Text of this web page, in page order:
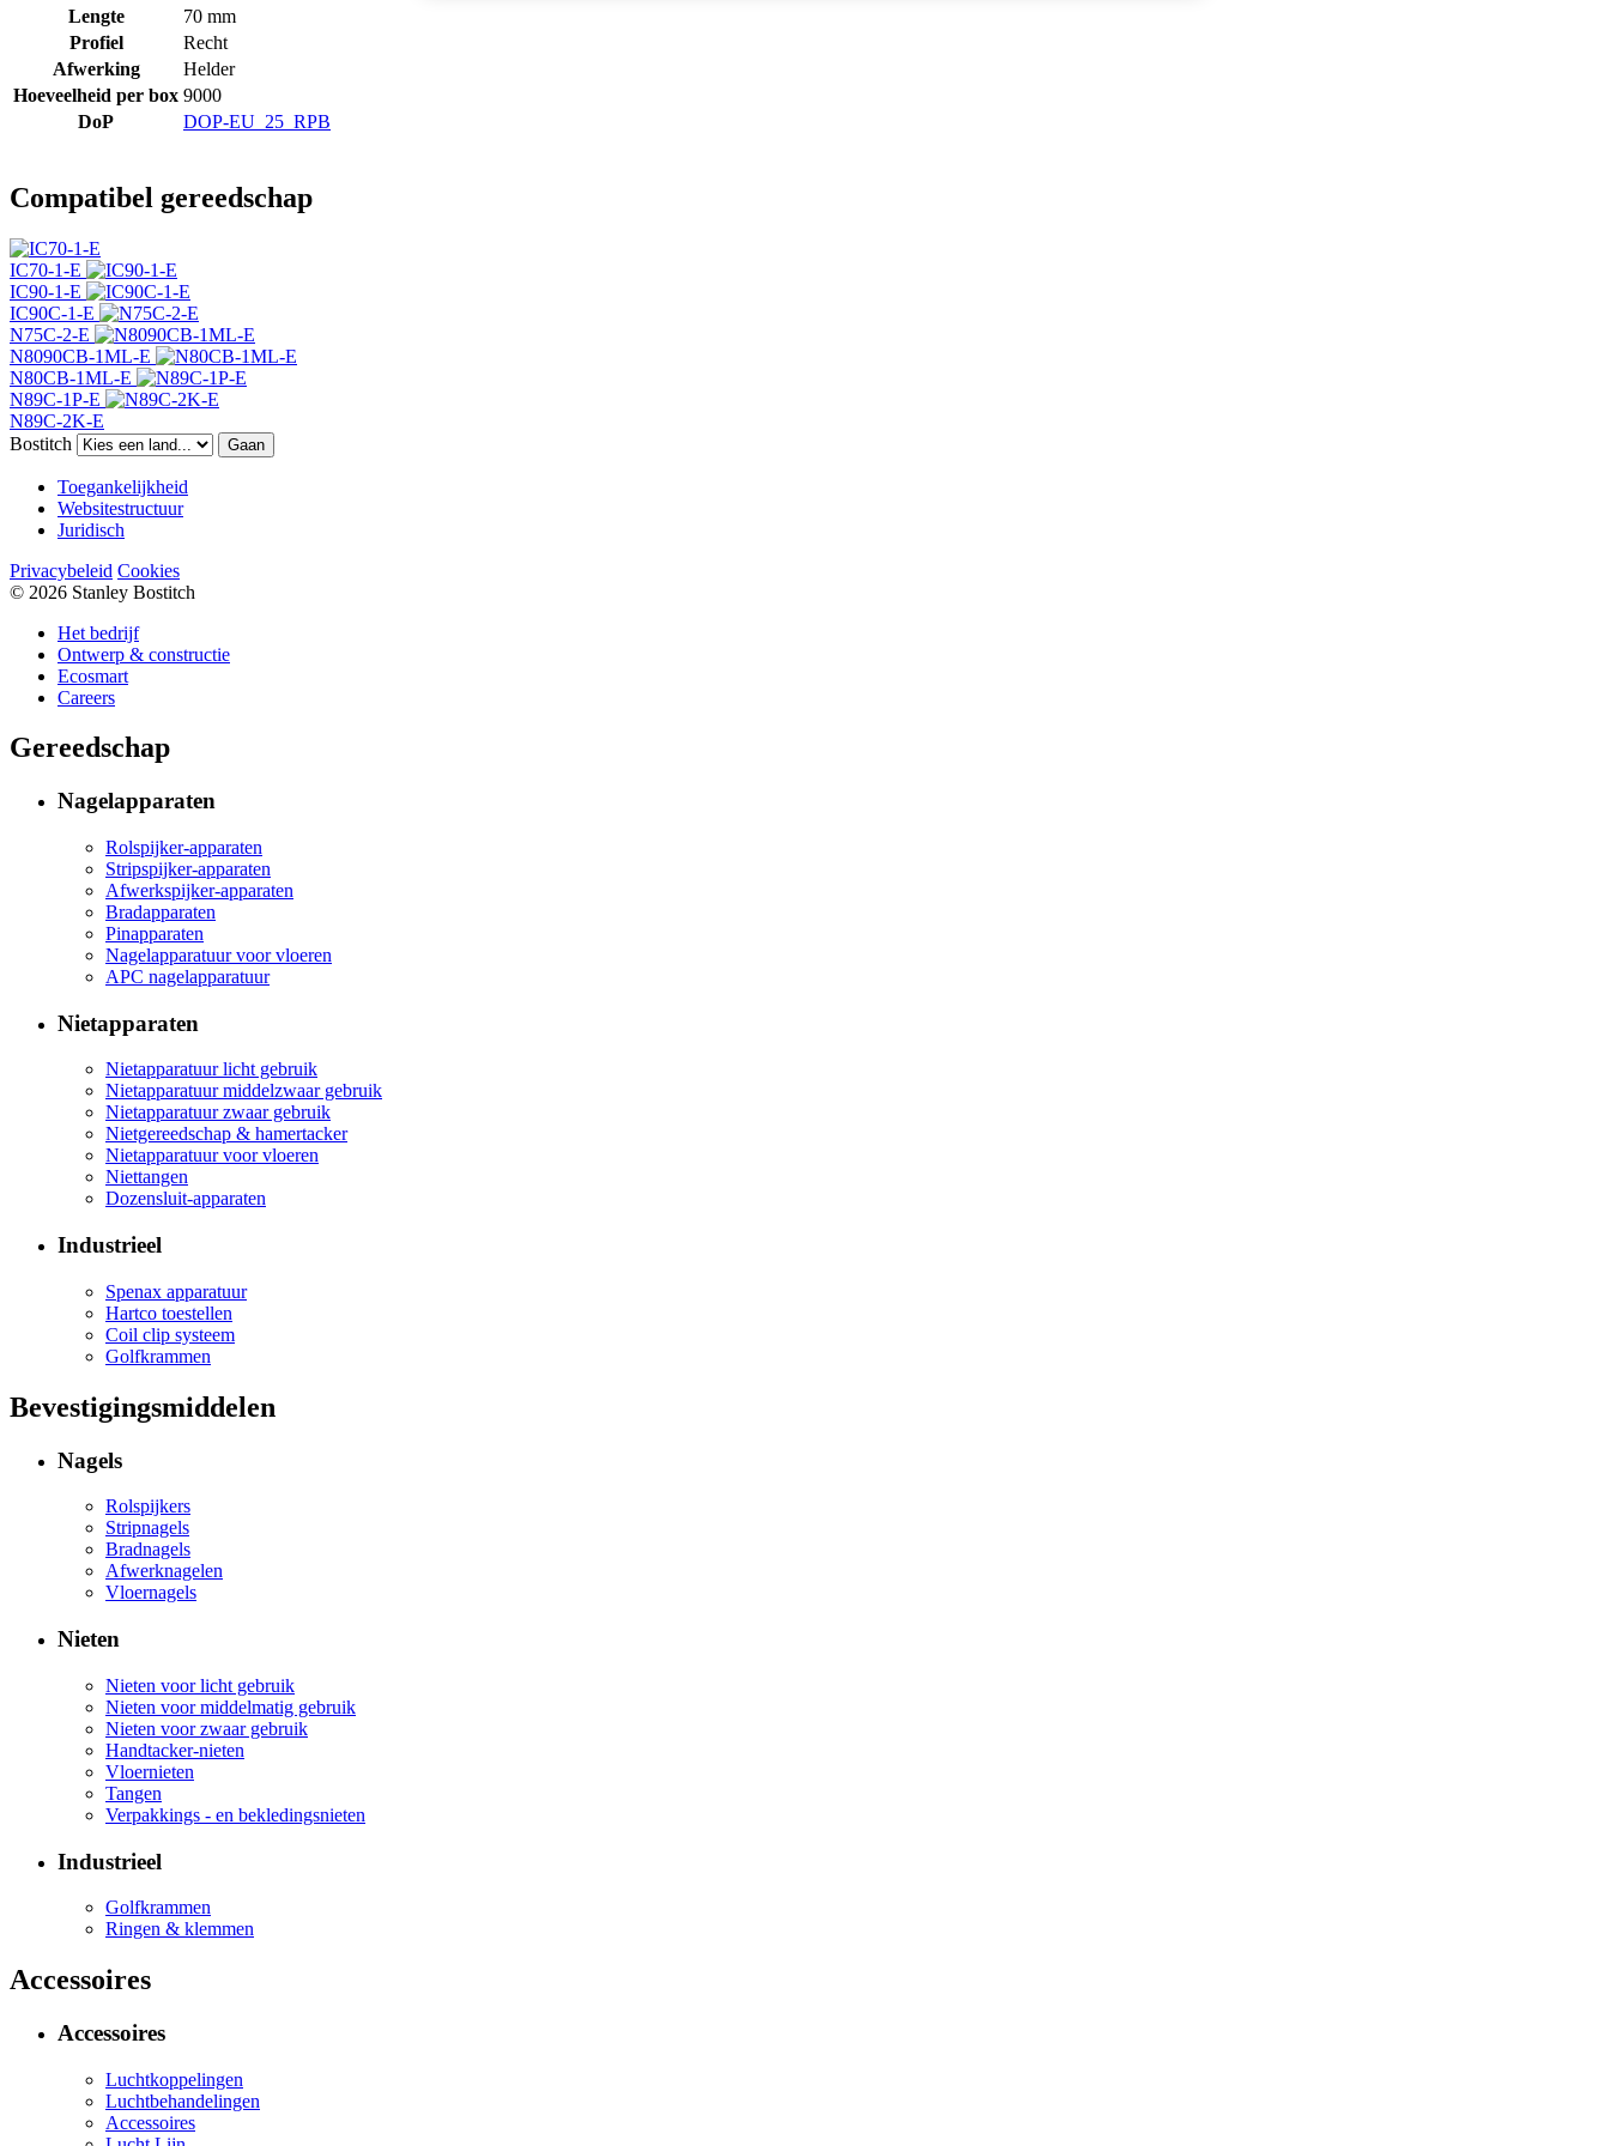
Lengte
70 mm
Profiel
Recht
Afwerking
Helder
Hoeveelheid per box 9000
DoP
DOP-EU_25_RPB
Compatibel gereedschap
IC70-1-E
IC90-1-E
IC90C-1-E
N75C-2-E
N8090CB-1ML-E
N80CB-1ML-E
N89C-1P-E
N89C-2K-E
Bostitch
Gaan
Toegankelijkheid
Websitestructuur
Juridisch
Privacybeleid Cookies
© 2026 Stanley Bostitch
Het bedrijf
Ontwerp & constructie
Ecosmart
Careers
Gereedschap
Nagelapparaten
Rolspijker-apparaten
Stripspijker-apparaten
Afwerkspijker-apparaten
Bradapparaten
Pinapparaten
Nagelapparatuur voor vloeren
APC nagelapparatuur
Nietapparaten
Nietapparatuur licht gebruik
Nietapparatuur middelzwaar gebruik
Nietapparatuur zwaar gebruik
Nietgereedschap & hamertacker
Nietapparatuur voor vloeren
Niettangen
Dozensluit-apparaten
Industrieel
Spenax apparatuur
Hartco toestellen
Coil clip systeem
Golfkrammen
Bevestigingsmiddelen
Nagels
Rolspijkers
Stripnagels
Bradnagels
Afwerknagelen
Vloernagels
Nieten
Nieten voor licht gebruik
Nieten voor middelmatig gebruik
Nieten voor zwaar gebruik
Handtacker-nieten
Vloernieten
Tangen
Verpakkings - en bekledingsnieten
Industrieel
Golfkrammen
Ringen & klemmen
Accessoires
Accessoires
Luchtkoppelingen
Luchtbehandelingen
Accessoires